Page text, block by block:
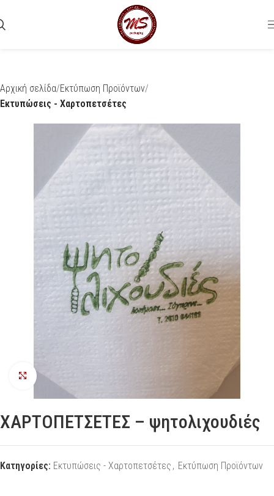
Αρχική σελίδα Εκτύπωση Προϊόντων
Εκτυπώσεις - Χαρτοπετσέτες
Προβολή
ΧΑΡΤΟΠΕΤΣΕΤΕΣ – ψητολιχουδιές
Κατηγορίες: Εκτυπώσεις - Χαρτοπετσέτες , Εκτύπωση Προϊόντων